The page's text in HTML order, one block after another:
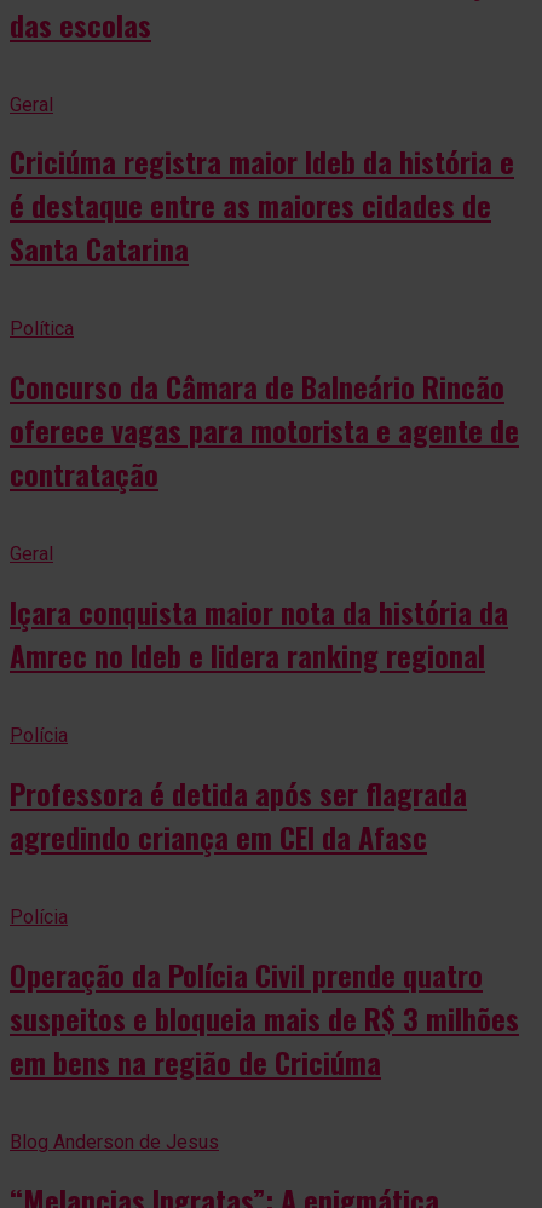
das escolas
Geral
Criciúma registra maior Ideb da história e
é destaque entre as maiores cidades de
Santa Catarina
Política
Concurso da Câmara de Balneário Rincão
oferece vagas para motorista e agente de
contratação
Geral
Içara conquista maior nota da história da
Amrec no Ideb e lidera ranking regional
Polícia
Professora é detida após ser flagrada
agredindo criança em CEI da Afasc
Polícia
Operação da Polícia Civil prende quatro
suspeitos e bloqueia mais de R$ 3 milhões
em bens na região de Criciúma
Blog Anderson de Jesus
“Melancias Ingratas”: A enigmática